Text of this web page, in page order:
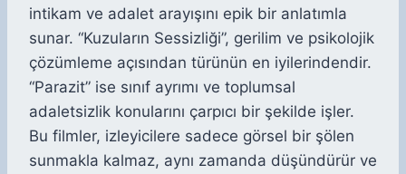
intikam ve adalet arayışını epik bir anlatımla
sunar. “Kuzuların Sessizliği”, gerilim ve psikolojik
çözümleme açısından türünün en iyilerindendir.
“Parazit” ise sınıf ayrımı ve toplumsal
adaletsizlik konularını çarpıcı bir şekilde işler.
Bu filmler, izleyicilere sadece görsel bir şölen
sunmakla kalmaz, aynı zamanda düşündürür ve